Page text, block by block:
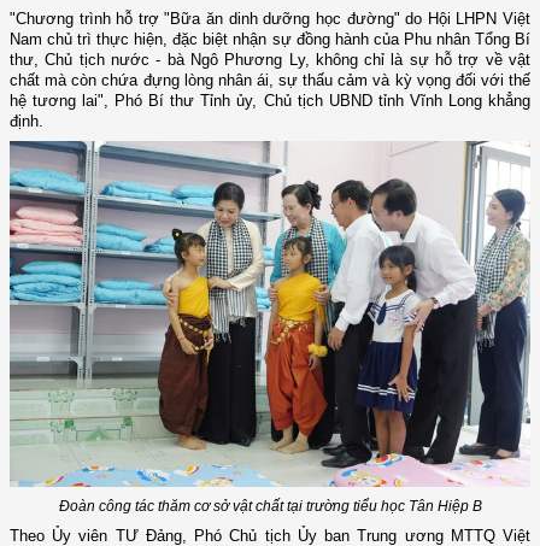
"Chương trình hỗ trợ "Bữa ăn dinh dưỡng học đường" do Hội LHPN Việt
Nam chủ trì thực hiện, đặc biệt nhận sự đồng hành của Phu nhân Tổng Bí
thư, Chủ tịch nước - bà Ngô Phương Ly, không chỉ là sự hỗ trợ về vật
chất mà còn chứa đựng lòng nhân ái, sự thấu cảm và kỳ vọng đối với thế
hệ tương lai", Phó Bí thư Tỉnh ủy, Chủ tịch UBND tỉnh Vĩnh Long khẳng
định.
Đoàn công tác thăm cơ sở vật chất tại trường tiểu học Tân Hiệp B
Theo Ủy viên TƯ Đảng, Phó Chủ tịch Ủy ban Trung ương MTTQ Việt